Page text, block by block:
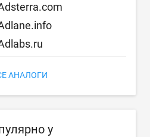
АНАЛОГИ
у